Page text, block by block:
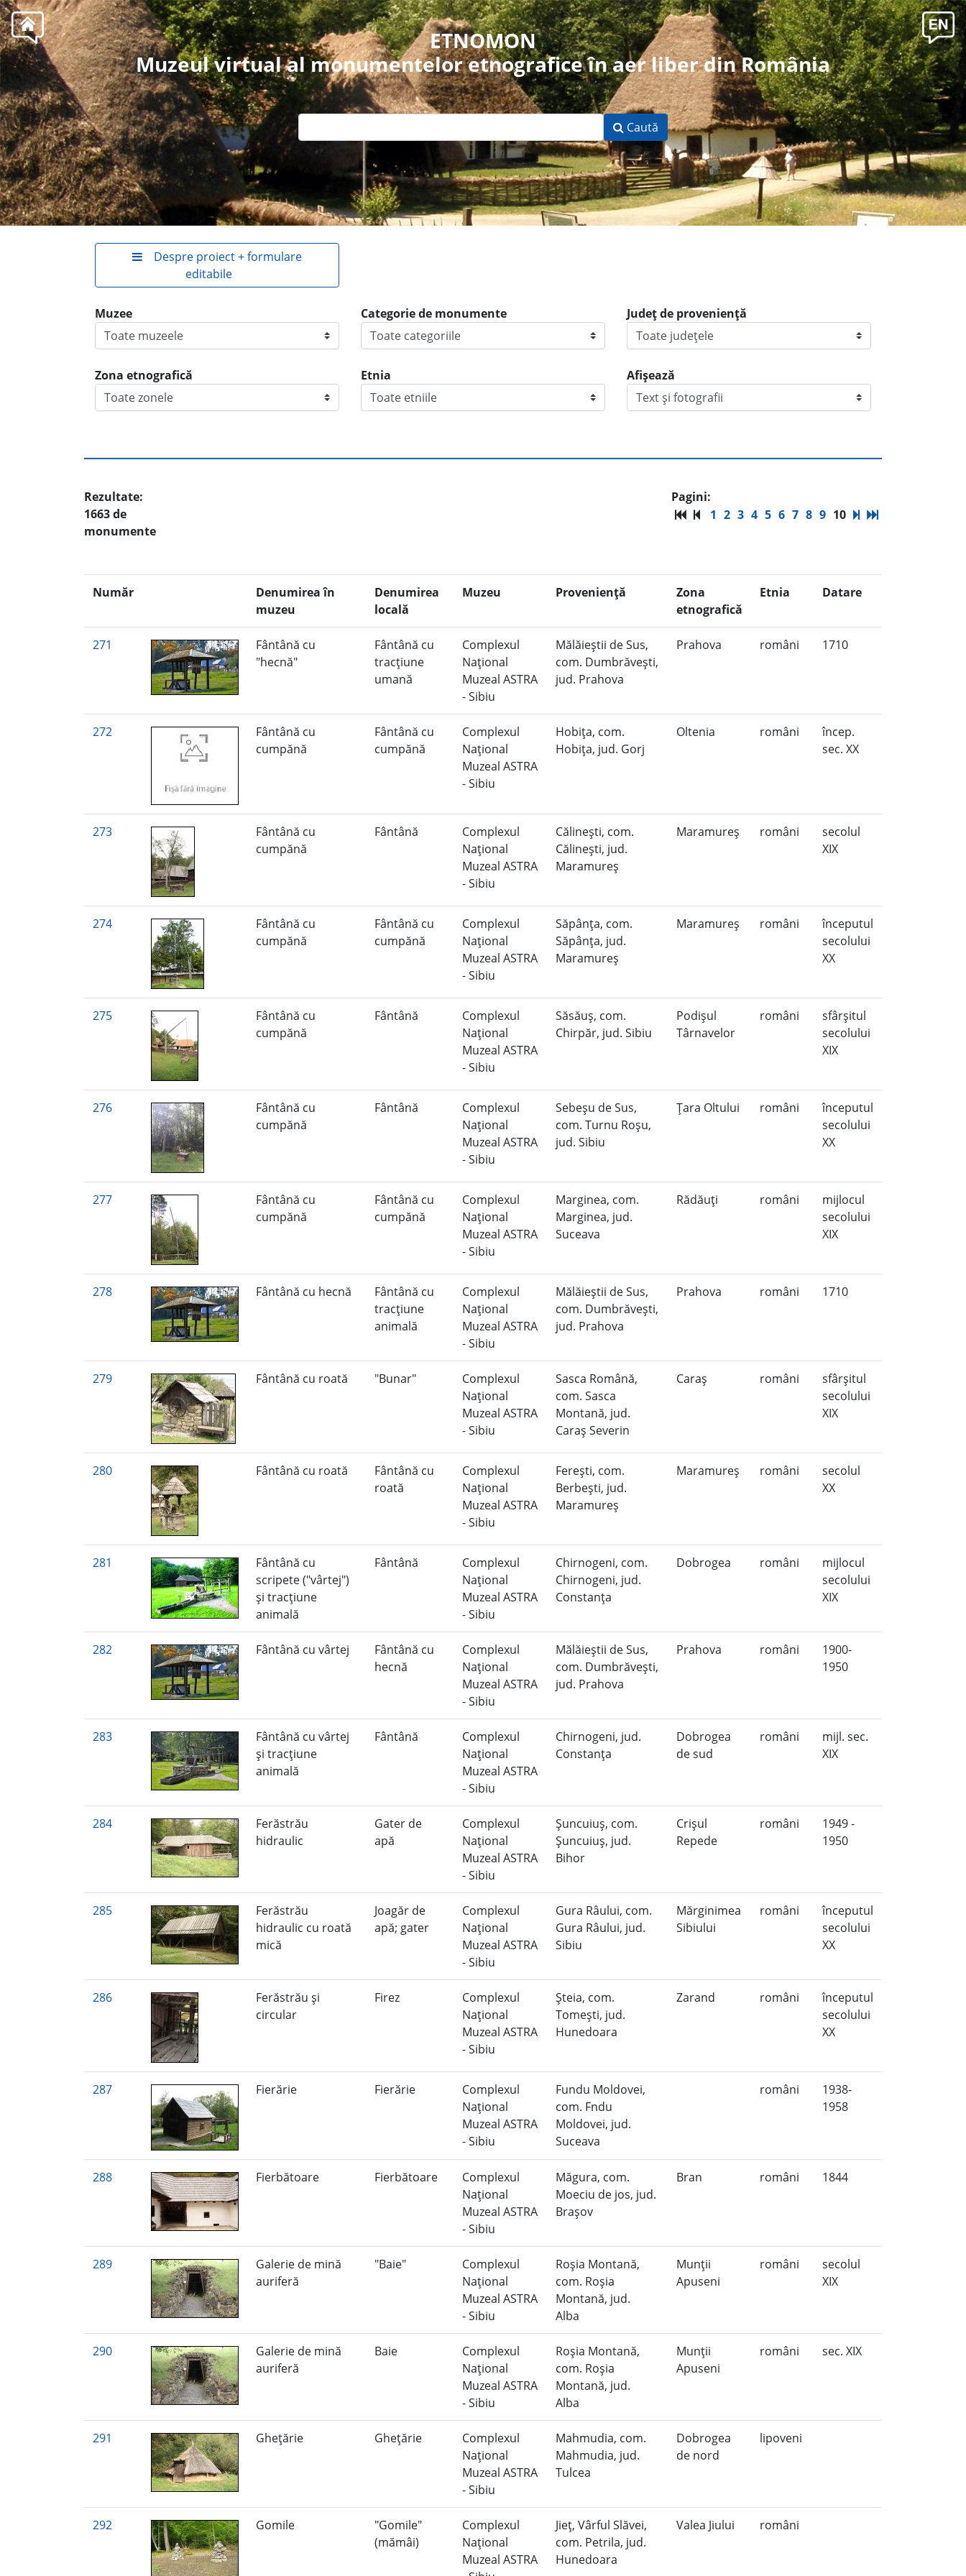
ETNOMON
Muzeul virtual al monumentelor etnografice în aer liber din România
Caută
Despre proiect + formulare
editabile
Muzee Categorie de monumente Judeţ de provenienţă
Zona etnografică Etnia Afișează
Rezultate:
1663 de
monumente
Pagini:
1 2 3 4 5 6 7 8 9 10
Număr
Denumirea în
muzeu
Denumirea
locală
Muzeu Provenienţă
Zona
etnografică
Etnia Datare
271
Fântână cu
"hecnă"
Fântână cu
tracţiune
umană
Complexul
Naţional
Muzeal ASTRA
- Sibiu
Mălăieştii de Sus,
com. Dumbrăveşti,
jud. Prahova
Prahova români 1710
272
Fântână cu
cumpănă
Fântână cu
cumpănă
Complexul
Naţional
Muzeal ASTRA
- Sibiu
Hobiţa, com.
Hobiţa, jud. Gorj
Oltenia români
încep.
sec. XX
273
Fântână cu
cumpănă
Fântână
Complexul
Naţional
Muzeal ASTRA
- Sibiu
Călineşti, com.
Călineşti, jud.
Maramureş
Maramureş români
secolul
XIX
274
Fântână cu
cumpănă
Fântână cu
cumpănă
Complexul
Naţional
Muzeal ASTRA
- Sibiu
Săpânţa, com.
Săpânţa, jud.
Maramureş
Maramureş români
începutul
secolului
XX
275
Fântână cu
cumpănă
Fântână
Complexul
Naţional
Muzeal ASTRA
- Sibiu
Săsăuş, com.
Chirpăr, jud. Sibiu
Podişul
Târnavelor
români
sfârşitul
secolului
XIX
276
Fântână cu
cumpănă
Fântână
Complexul
Naţional
Muzeal ASTRA
- Sibiu
Sebeşu de Sus,
com. Turnu Roşu,
jud. Sibiu
Ţara Oltului români
începutul
secolului
XX
277
Fântână cu
cumpănă
Fântână cu
cumpănă
Complexul
Naţional
Muzeal ASTRA
- Sibiu
Marginea, com.
Marginea, jud.
Suceava
Rădăuţi români
mijlocul
secolului
XIX
278 Fântână cu hecnă
Fântână cu
tracţiune
animală
Complexul
Naţional
Muzeal ASTRA
- Sibiu
Mălăieştii de Sus,
com. Dumbrăveşti,
jud. Prahova
Prahova români 1710
279 Fântână cu roată "Bunar"
Complexul
Naţional
Muzeal ASTRA
- Sibiu
Sasca Română,
com. Sasca
Montană, jud.
Caraş Severin
Caraş români
sfârşitul
secolului
XIX
280 Fântână cu roată
Fântână cu
roată
Complexul
Naţional
Muzeal ASTRA
- Sibiu
Fereşti, com.
Berbeşti, jud.
Maramureş
Maramureş români
secolul
XX
281
Fântână cu
scripete ("vârtej")
şi tracţiune
animală
Fântână
Complexul
Naţional
Muzeal ASTRA
- Sibiu
Chirnogeni, com.
Chirnogeni, jud.
Constanţa
Dobrogea români
mijlocul
secolului
XIX
282 Fântână cu vârtej
Fântână cu
hecnă
Complexul
Naţional
Muzeal ASTRA
- Sibiu
Mălăieştii de Sus,
com. Dumbrăveşti,
jud. Prahova
Prahova români
1900-
1950
283
Fântână cu vârtej
şi tracţiune
animală
Fântână
Complexul
Naţional
Muzeal ASTRA
- Sibiu
Chirnogeni, jud.
Constanţa
Dobrogea
de sud
români
mijl. sec.
XIX
284
Ferăstrău
hidraulic
Gater de
apă
Complexul
Naţional
Muzeal ASTRA
- Sibiu
Şuncuiuş, com.
Şuncuiuş, jud.
Bihor
Crişul
Repede
români
1949 -
1950
285
Ferăstrău
hidraulic cu roată
mică
Joagăr de
apă; gater
Complexul
Naţional
Muzeal ASTRA
- Sibiu
Gura Râului, com.
Gura Râului, jud.
Sibiu
Mărginimea
Sibiului
români
începutul
secolului
XX
286
Ferăstrău şi
circular
Firez
Complexul
Naţional
Muzeal ASTRA
- Sibiu
Şteia, com.
Tomeşti, jud.
Hunedoara
Zarand români
începutul
secolului
XX
287 Fierărie Fierărie
Complexul
Naţional
Muzeal ASTRA
- Sibiu
Fundu Moldovei,
com. Fndu
Moldovei, jud.
Suceava
români
1938-
1958
288 Fierbătoare Fierbătoare
Complexul
Naţional
Muzeal ASTRA
- Sibiu
Măgura, com.
Moeciu de jos, jud.
Braşov
Bran români 1844
289
Galerie de mină
auriferă
"Baie"
Complexul
Naţional
Muzeal ASTRA
- Sibiu
Roşia Montană,
com. Roşia
Montană, jud.
Alba
Munţii
Apuseni
români
secolul
XIX
290
Galerie de mină
auriferă
Baie
Complexul
Naţional
Muzeal ASTRA
- Sibiu
Roşia Montană,
com. Roşia
Montană, jud.
Alba
Munţii
Apuseni
români sec. XIX
291 Gheţărie Gheţărie
Complexul
Naţional
Muzeal ASTRA
- Sibiu
Mahmudia, com.
Mahmudia, jud.
Tulcea
Dobrogea
de nord
lipoveni
292 Gomile
"Gomile"
(mămâi)
Complexul
Naţional
Muzeal ASTRA
Jieţ, Vârful Slăvei,
com. Petrila, jud.
Hunedoara
Valea Jiului români